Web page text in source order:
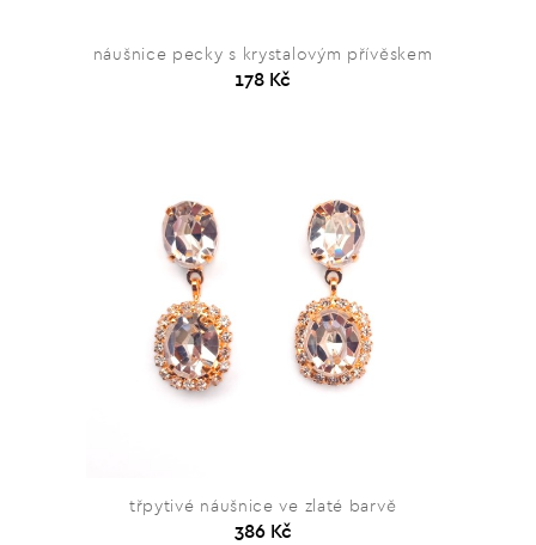
náušnice pecky s krystalovým přívěskem
178 Kč
třpytivé náušnice ve zlaté barvě
386 Kč